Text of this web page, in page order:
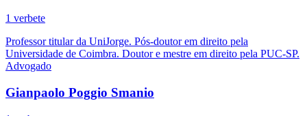
1 verbete
Professor titular da UniJorge. Pós-doutor em direito pela
Universidade de Coimbra. Doutor e mestre em direito pela PUC-SP.
Advogado
Gianpaolo Poggio Smanio